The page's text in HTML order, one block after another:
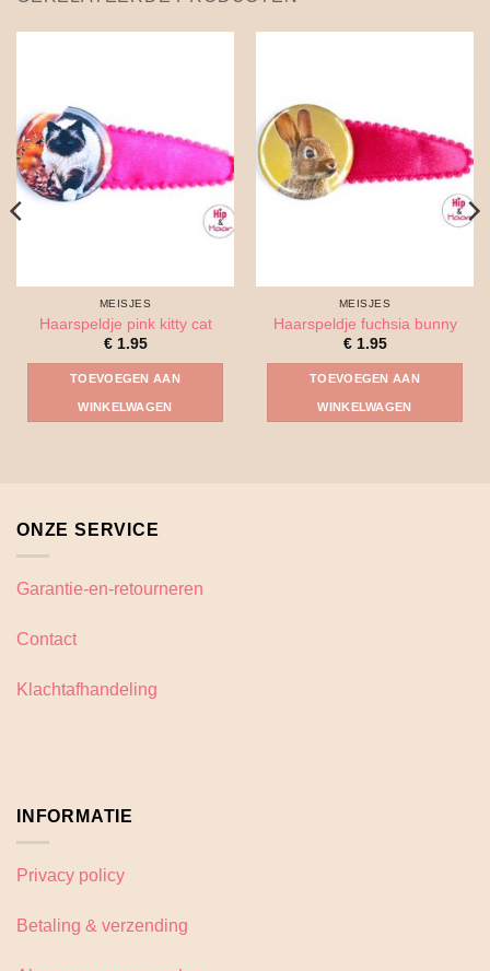
MEISJES
Haarspeldje pink kitty cat
€1.95
TOEVOEGEN AAN
WINKELWAGEN
MEISJES
Haarspeldje fuchsia bunny
€1.95
TOEVOEGEN AAN
WINKELWAGEN
ONZE SERVICE
Garantie-en-retourneren
Contact
Klachtafhandeling
INFORMATIE
Privacy policy
Betaling & verzending